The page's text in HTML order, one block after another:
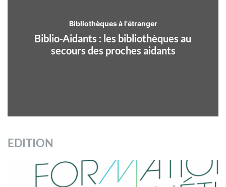
Bibliothèques à l'étranger
Biblio-Aidants : les bibliothèques au
secours des proches aidants
EDITION